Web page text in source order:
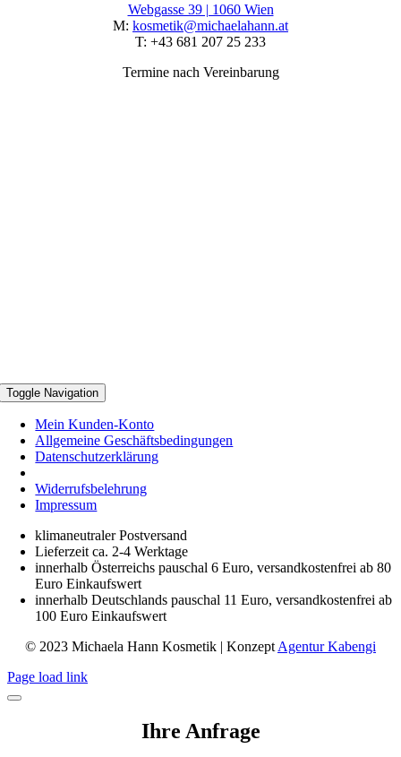
Webgasse 39 | 1060 Wien
M: kosmetik@michaelahann.at
T: +43 681 207 25 233
Termine nach Vereinbarung
Toggle Navigation
Mein Kunden-Konto
Allgemeine Geschäftsbedingungen
Datenschutzerklärung
Widerrufsbelehrung
Impressum
klimaneutraler Postversand
Lieferzeit ca. 2-4 Werktage
innerhalb Österreichs pauschal 6 Euro, versandkostenfrei ab 80
Euro Einkaufswert
innerhalb Deutschlands pauschal 11 Euro, versandkostenfrei ab
100 Euro Einkaufswert
© 2023 Michaela Hann Kosmetik | Konzept Agentur Kabengi
Page load link
Ihre Anfrage